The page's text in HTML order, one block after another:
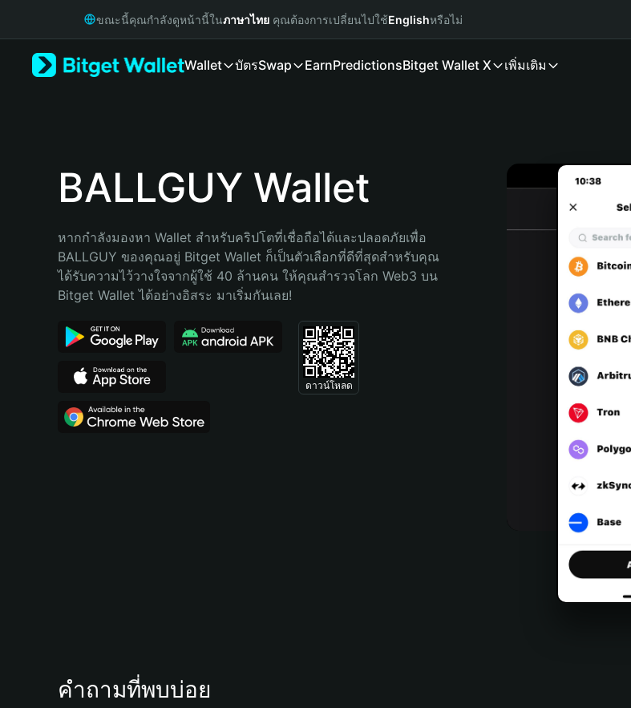
Русский
Bahasa Indonesia
Português (Brasil)
ขณะนี้คุณกำลังดูหน้านี้ในภาษาไทย คุณต้องการเปลี่ยนไปใช้Englishหรือไม่
Wallet บัตรSwap EarnPredictionsBitget Wallet X เพิ่มเติม
BALLGUY Wallet
หากกำลังมองหา Wallet สำหรับคริปโตที่เชื่อถือได้และปลอดภัยเพื่อ
BALLGUY ของคุณอยู่ Bitget Wallet ก็เป็นตัวเลือกที่ดีที่สุดสำหรับคุณ
ได้รับความไว้วางใจจากผู้ใช้ 40 ล้านคน ให้คุณสำรวจโลก Web3 บน
Bitget Wallet ได้อย่างอิสระ มาเริ่มกันเลย!
ดาวน์โหลด
คำถามที่พบบ่อย